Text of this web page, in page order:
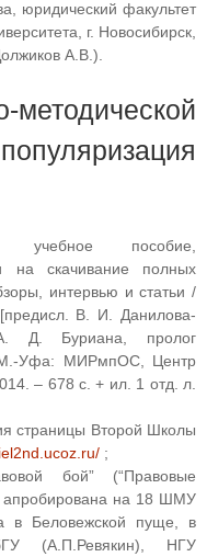
юридический факультет
г. Новосибирск,
А.В.).
методической
учебное пособие,
на скачивание полных
интервью и статьи /
В. И. Данилова-
Д. Буриана, пролог
Уфа: МИРмпОС, Центр
– 678 с. + ил. 1 отд. л.
страницы Второй Школы
;
бой” (“Правовые
апробирована на 18 ШМУ
Беловежской пуще, в
(А.П.Ревякин), НГУ